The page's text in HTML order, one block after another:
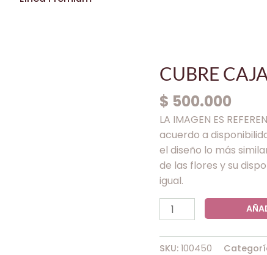
CUBRE
$ 500.000
LA IMAGEN ES
acuerdo a
el diseño lo más
de las flores y su
igual.
CUBRE
CAJA
SERENO
HOMENAJE
cantidad
SKU: 100450